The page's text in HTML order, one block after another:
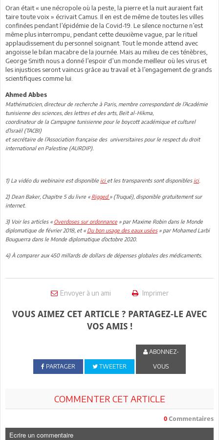
Oran était « une nécropole où la peste, la pierre et la nuit auraient fait
taire toute voix » écrivait Camus. Il en est de même de toutes les villes
confinées pendant l’épidémie de la Covid-19. Le silence nocturne n’est
même plus interrompu, pendant cette deuxième vague, par le rituel
applaudissement du personnel soignant. Tout le monde attend avec
angoisse le bilan macabre de la journée. Mais au milieu de ces ténèbres,
George Smith nous a donné l’espoir d’un monde meilleur où les virus et
les injustices seront vaincus grâce au travail et à l’engagement de grands
scientifiques comme lui.
Ahmed Abbes
Mathématicien, directeur de recherche à Paris, membre correspondant de l’Académie
tunisienne des sciences, des lettres et des arts, Beït al-Hikma,
coordinateur de la Campagne tunisienne pour le boycott académique et culturel
d’Israël (TACBI)
et secrétaire de l’Association française des universitaires pour le respect du droit
international en Palestine (AURDIP).
1) La vidéo du webinaire est disponible ici et les transparents sont disponibles ici.
2) Dean Baker, Chapitre 5 du livre « Rigged» (Truqué), disponible gratuitement sur
internet.
3) Voir les articles « Overdoses sur ordonnance » par Maxime Robin dans le Monde
diplomatique de février 2018, et « Du bon usage des eaux usées» par Mohamed Larbi
Bouguerra dans le Monde diplomatique d’octobre 2020.
4) À comparer aux 450 millards de dollars de dépenses globales des médicaments.
Envoyer à un ami Imprimer
VOUS AIMEZ CET ARTICLE ? PARTAGEZ-LE AVEC
VOS AMIS !
PARTAGER TWEETER
ABONNEZ-
VOUS
COMMENTER CET ARTICLE
0 Commentaires
Ecrire un commentaire